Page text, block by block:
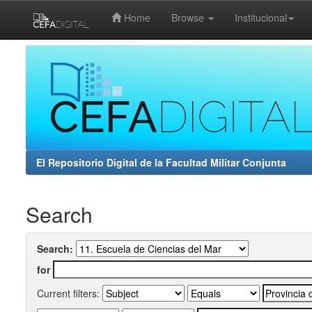
Home Browse Institucional
El Repositorio Digital de la Facultad Militar Conjunta
Search
Search:
for
Current filters: